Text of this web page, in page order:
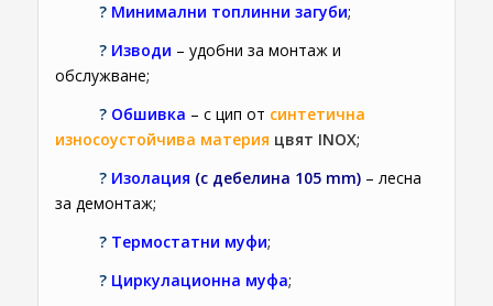
? Минимални топлинни загуби;
? Изводи – удобни за монтаж и
обслужване;
? Обшивка – с цип от синтетична
износоустойчива материя цвят INOX;
? Изолация (с дебелина 105 mm)– лесна
за демонтаж;
? Термостатни муфи;
? Циркулационна муфа;